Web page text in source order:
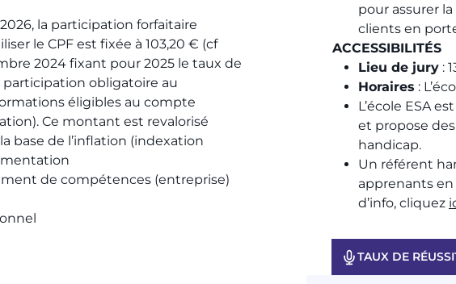
la participation forfaitaire
le CPF est fixée à 103,20 € (cf
2024 fixant pour 2025 le taux de
participation obligatoire au
éligibles au compte
Ce montant est revalorisé
base de l’inflation (indexation
de compétences (entreprise)​
pour assurer
clients en
ACCESSIBILITÉS
Lieu de jury :
Horaires :
L’école ESA
et propose
handicap.​
Un référent
apprenants
d’info, cliquez
TAUX DE